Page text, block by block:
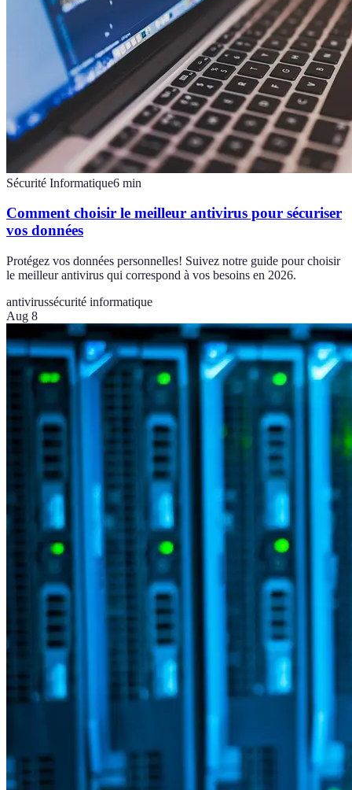
Sécurité Informatique6 min
Comment choisir le meilleur antivirus pour sécuriser
vos données
Protégez vos données personnelles! Suivez notre guide pour choisir
le meilleur antivirus qui correspond à vos besoins en 2026.
antivirussécurité informatique
Aug 8